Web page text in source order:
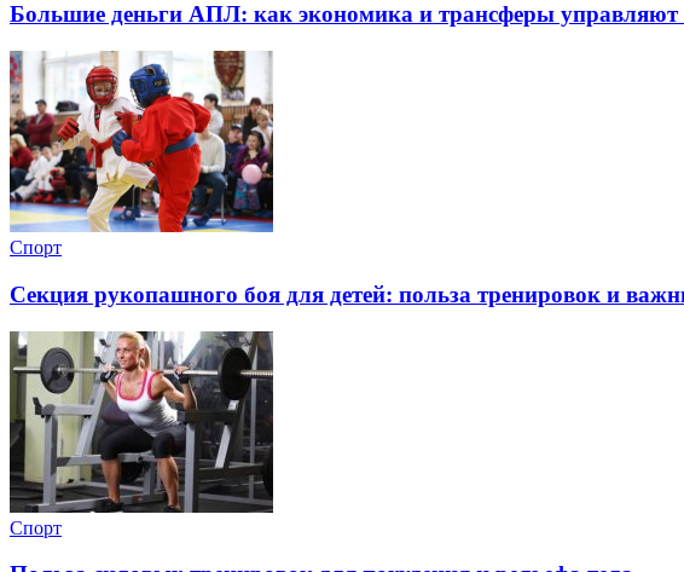
Большие деньги АПЛ: как экономика и трансферы управляют
Спорт
Секция рукопашного боя для детей: польза тренировок и
Спорт